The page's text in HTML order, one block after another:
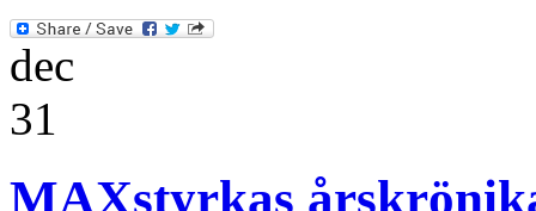
dec
31
MAXstyrkas